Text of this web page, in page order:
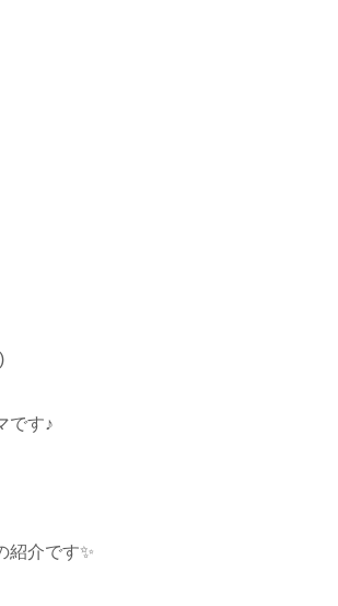
です♪
紹介です✨